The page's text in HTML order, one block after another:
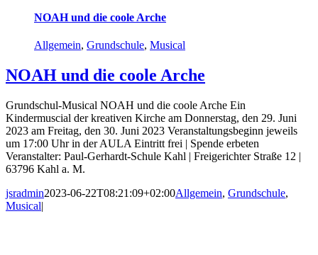
NOAH und die coole Arche
Allgemein, Grundschule, Musical
NOAH und die coole Arche
Grundschul-Musical NOAH und die coole Arche Ein
Kindermuscial der kreativen Kirche am Donnerstag, den 29. Juni
2023 am Freitag, den 30. Juni 2023 Veranstaltungsbeginn jeweils
um 17:00 Uhr in der AULA Eintritt frei | Spende erbeten
Veranstalter: Paul-Gerhardt-Schule Kahl | Freigerichter Straße 12 |
63796 Kahl a. M.
jsradmin2023-06-22T08:21:09+02:00Allgemein, Grundschule,
Musical|